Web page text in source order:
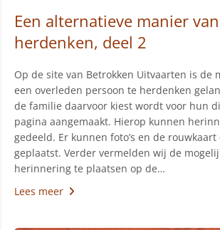
Een alternatieve manier van
herdenken, deel 2
Op de site van Betrokken Uitvaarten is de
een overleden persoon te herdenken
de familie daarvoor kiest wordt voor hun
pagina aangemaakt. Hierop kunnen
gedeeld. Er kunnen foto’s en de
geplaatst. Verder vermelden wij de
herinnering te plaatsen op de…
Lees meer